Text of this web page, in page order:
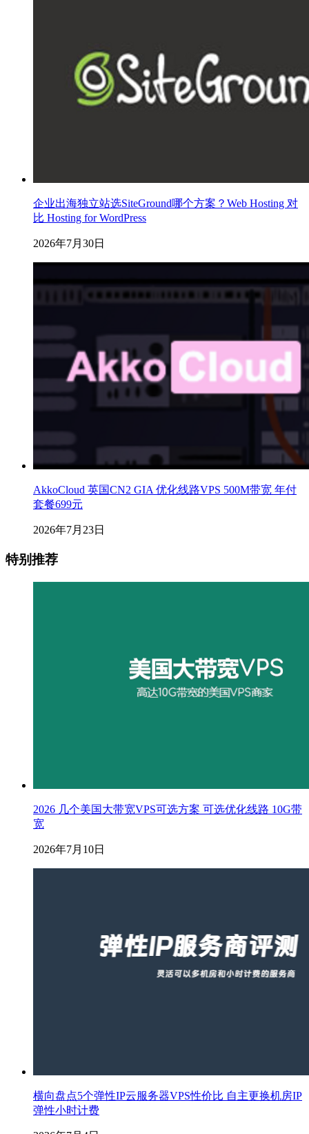
企业出海独立站选SiteGround哪个方案？Web Hosting 对
比 Hosting for WordPress
2026年7月30日
AkkoCloud 英国CN2 GIA 优化线路VPS 500M带宽 年付
套餐699元
2026年7月23日
特别推荐
2026 几个美国大带宽VPS可选方案 可选优化线路 10G带
宽
2026年7月10日
横向盘点5个弹性IP云服务器VPS性价比 自主更换机房IP
弹性小时计费